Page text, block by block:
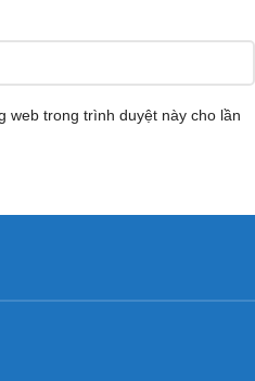
web trong trình duyệt này cho lần